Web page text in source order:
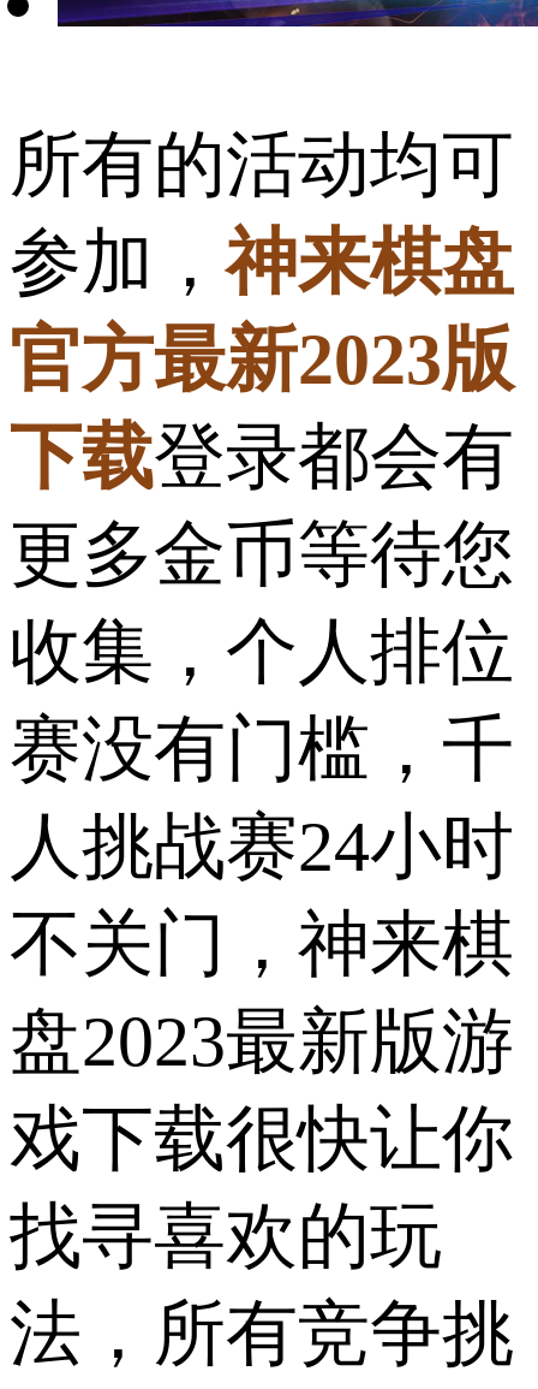
所有的活动均可
参加，神来棋盘
官方最新2023版
下载登录都会有
更多金币等待您
收集，个人排位
赛没有门槛，千
人挑战赛24小时
不关门，神来棋
盘2023最新版游
戏下载很快让你
找寻喜欢的玩
法，所有竞争挑